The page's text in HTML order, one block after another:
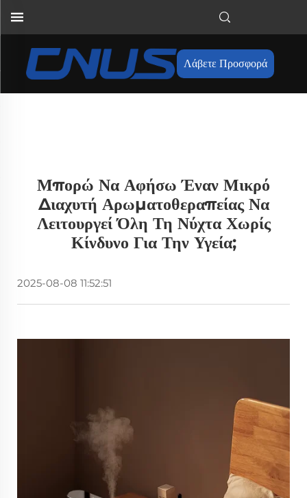
Λάβετε Προσφορά
Μπορώ Να Αφήσω Έναν Μικρό
Διαχυτή Αρωματοθεραπείας Να
Λειτουργεί Όλη Τη Νύχτα Χωρίς
Κίνδυνο Για Την Υγεία;
2025-08-08 11:52:51